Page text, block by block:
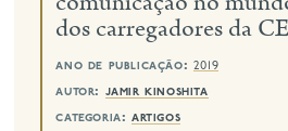
dos carregadores da
ano de publicação: 2019
autor: jamir kinoshita
categoria: artigos